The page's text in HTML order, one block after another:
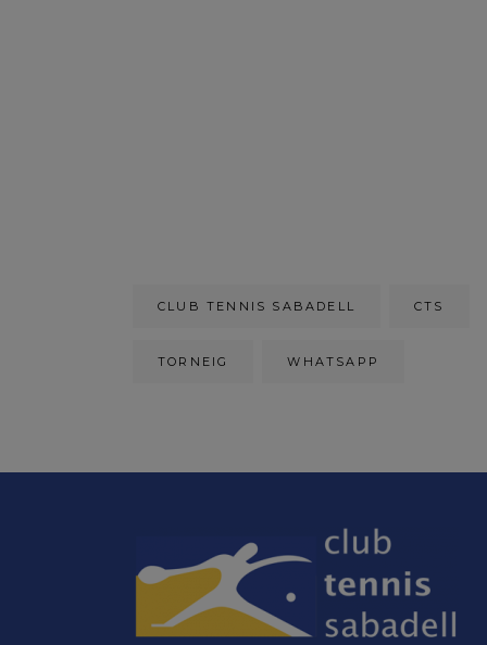
CLUB TENNIS SABADELL CTS
TORNEIG WHATSAPP